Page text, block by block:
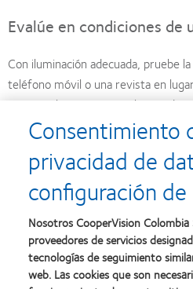
Evalúe en condiciones de
Con iluminación adecuada, pruebe
teléfono móvil o una revista en
Compruebe únicamente las
cerca luego de darle al paciente
Hágales saber a los pacientes que
doble o la visión un poco borrosa
Acepte la necesidad
Algunos pacientes simplemente no
el tiempo necesario para adaptarse
Consentimiento
privacidad de
configuración
Nosotros CooperVision
proveedores de servicios
tecnologías de seguimiento
web. Las cookies que son